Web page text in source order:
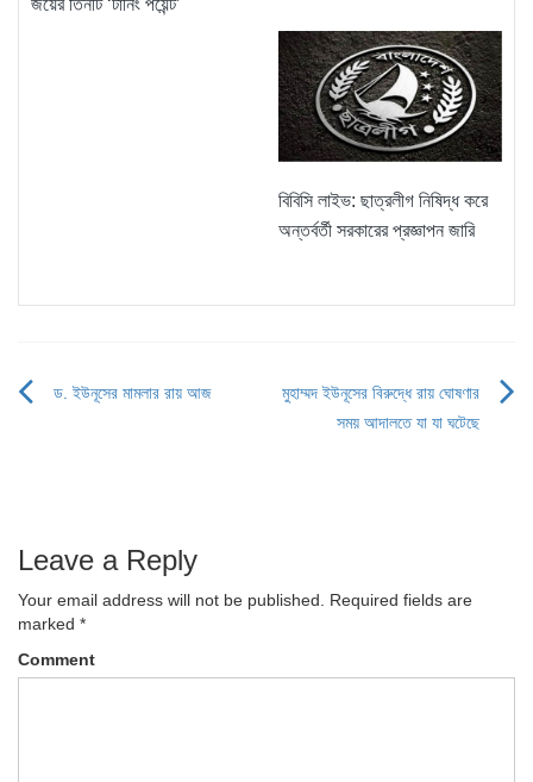
জয়ের তিনটি ‘টার্নিং পয়েন্ট’
বিবিসি লাইভ: ছাত্রলীগ নিষিদ্ধ করে
অন্তর্বর্তী সরকারের প্রজ্ঞাপন জারি
ড. ইউনূসের মামলার রায় আজ
মুহাম্মদ ইউনূসের বিরুদ্ধে রায় ঘোষণার
সময় আদালতে যা যা ঘটেছে
Leave a Reply
Your email address will not be published. Required fields are
marked *
Comment